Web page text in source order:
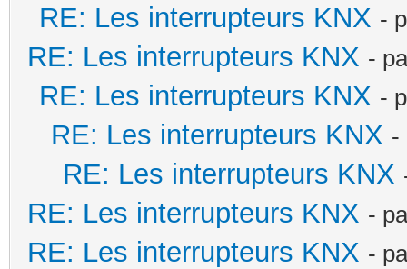
RE: Les interrupteurs KNX -
RE: Les interrupteurs KNX -
RE: Les interrupteurs KNX -
RE: Les interrupteurs KNX -
RE: Les interrupteurs KNX
RE: Les interrupteurs KNX -
RE: Les interrupteurs KNX -